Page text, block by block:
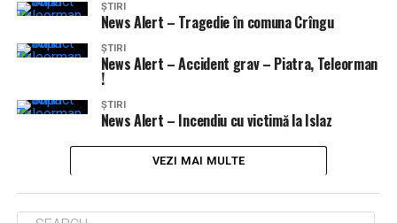
ȘTIRI
News Alert – Tragedie în comuna Crîngu
ȘTIRI
News Alert – Accident grav – Piatra, Teleorman
!
ȘTIRI
News Alert – Incendiu cu victimă la Islaz
VEZI MAI MULTE